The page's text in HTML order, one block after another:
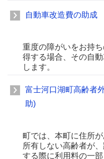
自動車改造費の助成
重度の障がいをお持
得する場合、その自
します。
富士河口湖町高齢者
助)
町では、本町に住所
所有しない高齢者が
する際に利用料の一部